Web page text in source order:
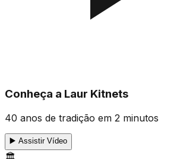
Conheça a Laur Kitnets
40 anos de tradição em 2 minutos
▶️ Assistir Vídeo
🏛️